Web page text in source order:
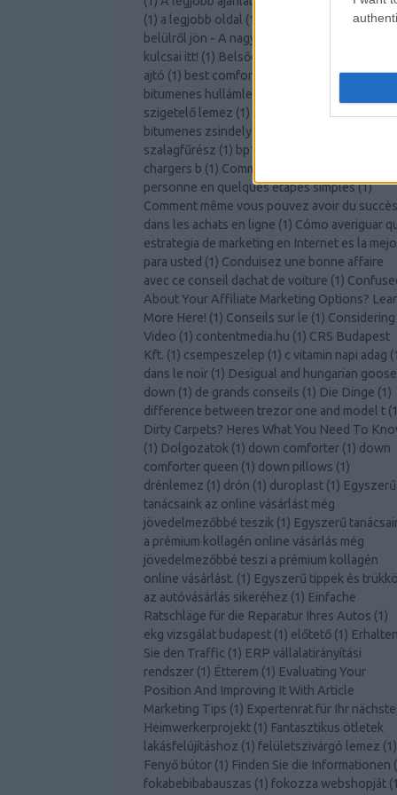
(1) a legjobb oldal (1
A szabadság
belülről jön - A nagyobb személyes fejlődés
kulcsai itt! (1) Belsőépítészeti ötletek
ajtó (1) best comforter bitcoin knots(1)
bitumenes hullámlemez árgép
szigetelő lemez (1) bitumenes vízszigetelés(
bitumenes zsindely tekercs árgép
szalagfűrész (1) bp125
chargers b (1) Comment devenir une meilleure
personne en quelques étapes simples(1)
Comment même vous pouvez avoir du succès
dans les achats en ligne (1) Cómo averiguar
estrategia de marketing en Internet es la
para usted (1) Conduisez une bonne affaire
avec ce conseil dachat de voiture (1)
About Your Affiliate Marketing Options?
More Here! (1) Conseils sur le (1) Considering
Video (1) contentmedia.hu (1) CRS Budapest
Kft. (1) csempeszelep (1) c vitamin napi adag (1
dans le noir (1) Desigual and hungarian goose
down (1) de grands conseils (1) Die Dinge (1)
difference between trezor one and model t (1
Dirty Carpets? Heres What You Need To
(1) Dolgozatok (1) down comforter (1) down
comforter queen (1) down pillows (1)
drénlemez (1) drón (1) duroplast (1) Egyszerű
tanácsaink az online vásárlást még
jövedelmezőbbé teszik (1) Egyszerű
a prémium kollagén online vásárlás még
jövedelmezőbbé teszi a prémium kollagén
online vásárlást. (1) Egyszerű tippek és
az autóvásárlás sikeréhez (1) Einfache
Ratschläge für die Reparatur Ihres Autos (1)
ekg vizsgálat budapest (1) előtető (1) Erhalten
Sie den Traffic (1) ERP vállalatirányítási
rendszer (1) Étterem (1) Evaluating Your
Position And Improving It With Article
Marketing Tips (1) Expertenrat für Ihr
Heimwerkerprojekt (1) Fantasztikus ötletek
lakásfelújításhoz (1) felületszivárgó lemez (1)
Fenyő bútor (1) Finden Sie die Informationen (
fokabebibabauszas (1) fokozza webshopját (1